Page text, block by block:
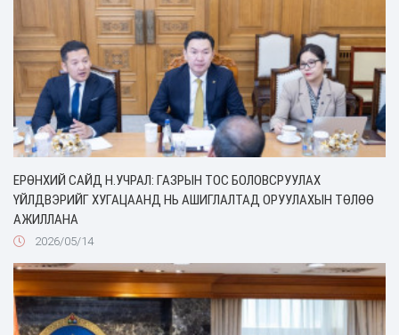
ЕРӨНХИЙ САЙД Н.УЧРАЛ: ГАЗРЫН ТОС БОЛОВСРУУЛАХ
ҮЙЛДВЭРИЙГ ХУГАЦААНД НЬ АШИГЛАЛТАД ОРУУЛАХЫН ТӨЛӨӨ
АЖИЛЛАНА
2026/05/14